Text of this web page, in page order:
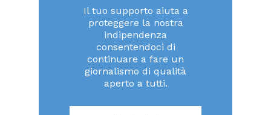
Il tuo supporto aiuta a
proteggere la nostra
indipendenza
consentendoci di
continuare a fare un
giornalismo di qualità
aperto a tutti.